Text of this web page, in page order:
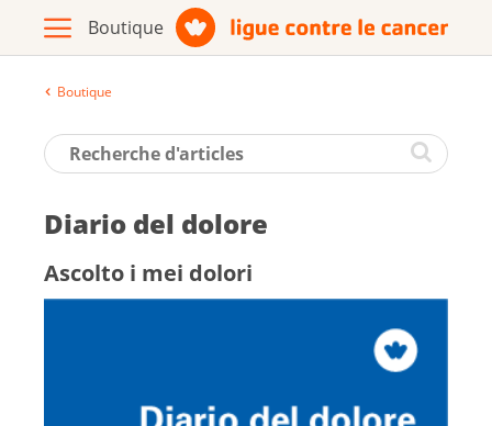
Brochures / matériel d'information
Assortiment
Boutique
Diario del dolore
Ascolto i mei dolori